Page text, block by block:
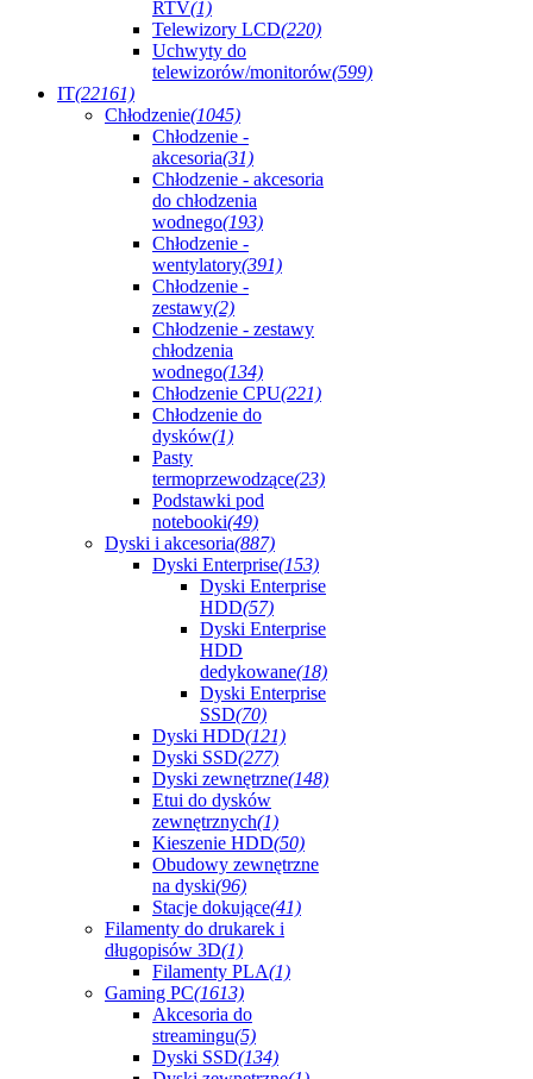
RTV(1)
Telewizory LCD(220)
Uchwyty do
telewizorów/monitorów(599)
IT(22161)
Chłodzenie(1045)
Chłodzenie -
akcesoria(31)
Chłodzenie - akcesoria
do chłodzenia
wodnego(193)
Chłodzenie -
wentylatory(391)
Chłodzenie -
zestawy(2)
Chłodzenie - zestawy
chłodzenia
wodnego(134)
Chłodzenie CPU(221)
Chłodzenie do
dysków(1)
Pasty
termoprzewodzące(23)
Podstawki pod
notebooki(49)
Dyski i akcesoria(887)
Dyski Enterprise(153)
Dyski Enterprise
HDD(57)
Dyski Enterprise
HDD
dedykowane(18)
Dyski Enterprise
SSD(70)
Dyski HDD(121)
Dyski SSD(277)
Dyski zewnętrzne(148)
Etui do dysków
zewnętrznych(1)
Kieszenie HDD(50)
Obudowy zewnętrzne
na dyski(96)
Stacje dokujące(41)
Filamenty do drukarek i
długopisów 3D(1)
Filamenty PLA(1)
Gaming PC(1613)
Akcesoria do
streamingu(5)
Dyski SSD(134)